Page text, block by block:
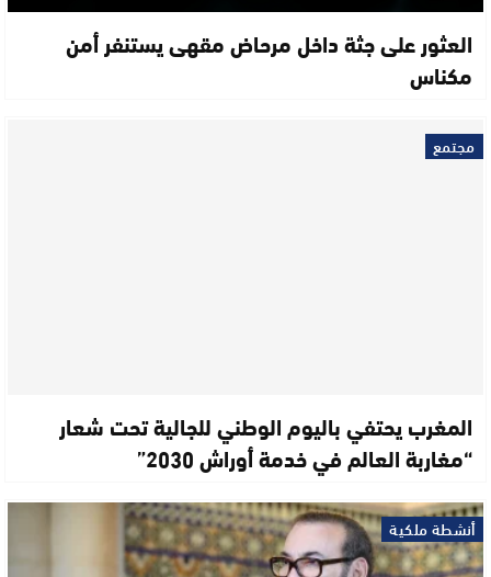
العثور على جثة داخل مرحاض مقهى يستنفر أمن
مكناس
مجتمع
المغرب يحتفي باليوم الوطني للجالية تحت شعار
“مغاربة العالم في خدمة أوراش 2030”
أنشطة ملكية